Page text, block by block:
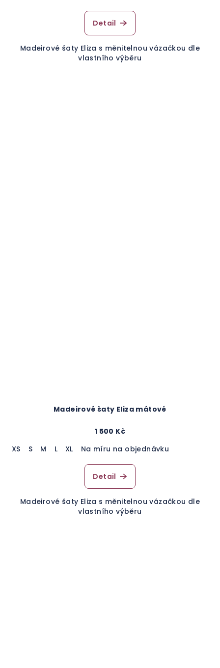
Detail
Madeirové šaty Eliza s měnitelnou vázačkou dle
vlastního výběru
Madeirové šaty Eliza mátové
1 500 Kč
XS
S M L XL Na míru na objednávku
Detail
Madeirové šaty Eliza s měnitelnou vázačkou dle
vlastního výběru